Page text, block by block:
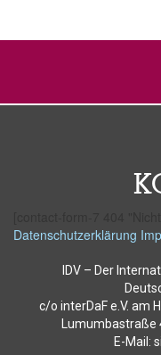
Datenschutzerklärung
IDV – Der
c/o interDaF e.V. am
Lumumbastraße
E-Mail: